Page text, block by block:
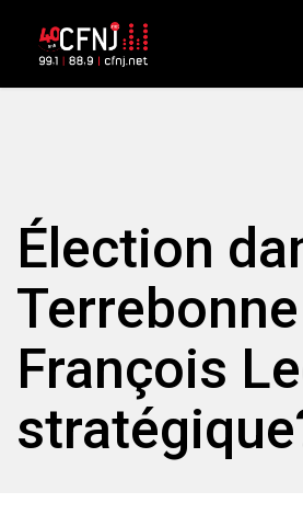
Élection
François